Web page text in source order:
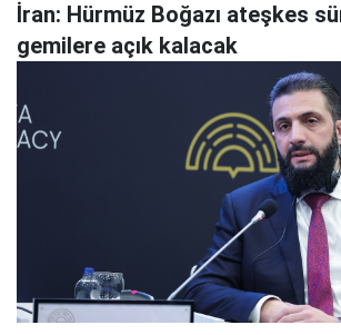
İran: Hürmüz Boğazı ateşkes
gemilere açık kalacak